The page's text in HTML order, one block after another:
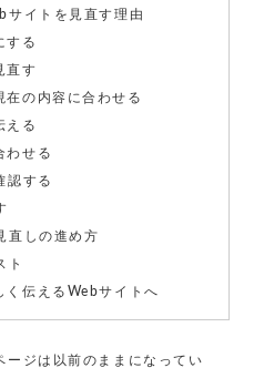
サイトを見直す理由
する
直す
在の内容に合わせる
える
わせる
認する
直しの進め方
ト
く伝えるWebサイトへ
ージは以前のままになってい